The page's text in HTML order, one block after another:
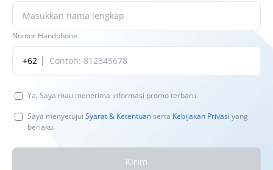
Nomor Handphone
+62
Ya, Saya mau menerima informasi promo terbaru.
Saya menyetujui Syarat & Ketentuanserta Kebijakan Privasi yang
berlaku.
Kirim